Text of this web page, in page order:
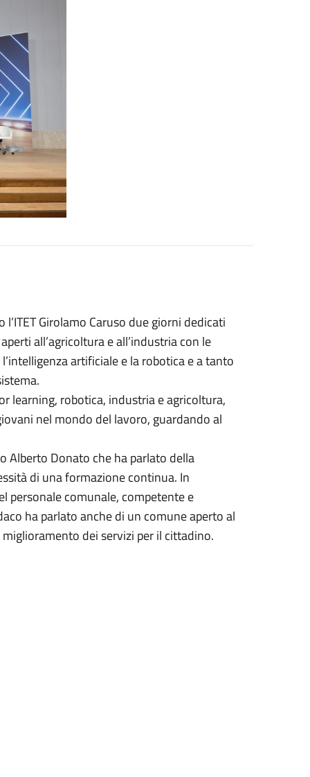
Girolamo Caruso due giorni dedicati
all’agricoltura e all’industria con le
artificiale e la robotica e a tanto
learning, robotica, industria e agricoltura,
nel mondo del lavoro, guardando al
Alberto Donato che ha parlato della
di una formazione continua. In
personale comunale, competente e
ha parlato anche di un comune aperto al
dei servizi per il cittadino.